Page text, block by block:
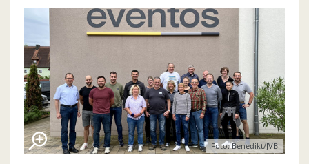
Foto: Benedikt/JVB